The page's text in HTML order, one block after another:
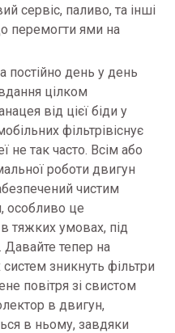
сервіс, паливо, та інші
перемогти ями на
постійно день у день
цілком
від цієї біди у
фільтрівіснує
не так часто. Всім або
роботи двигун
чистим
особливо це
тяжких умовах, під
тепер на
зникнуть фільтри
повітря зі свистом
в двигун,
в ньому, завдяки